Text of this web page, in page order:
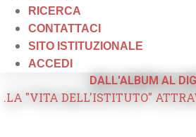
RICERCA
CONTATTACI
SITO ISTITUZIONALE
ACCEDI
DALL'ALBUM AL
.LA "VITA DELL'ISTITUTO"